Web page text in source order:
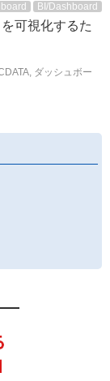
BI/Dashboard
可視化するた
, ダッシュボー